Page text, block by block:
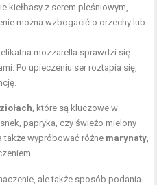
kiełbasy z serem pleśniowym,
można wzbogacić o orzechy lub
mozzarella sprawdzi się
Po upieczeniu ser roztapia się,
, które są kluczowe w
papryka, czy świeżo mielony
także wypróbować różne marynaty,
ale także sposób podania.